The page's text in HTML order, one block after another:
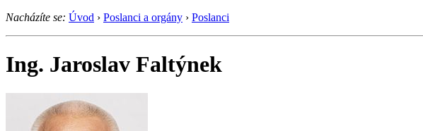
Nacházíte se: Úvod › Poslanci a orgány › Poslanci
Ing. Jaroslav Faltýnek